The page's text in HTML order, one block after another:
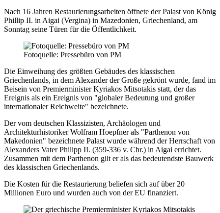
Nach 16 Jahren Restaurierungsarbeiten öffnete der Palast von König
Phillip II. in Aigai (Vergina) in Mazedonien, Griechenland, am
Sonntag seine Türen für die Öffentlichkeit.
Fotoquelle: Pressebüro von PM
Die Einweihung des größten Gebäudes des klassischen
Griechenlands, in dem Alexander der Große gekrönt wurde, fand im
Beisein von Premierminister Kyriakos Mitsotakis statt, der das
Ereignis als ein Ereignis von "globaler Bedeutung und großer
internationaler Reichweite" bezeichnete.
Der vom deutschen Klassizisten, Archäologen und
Architekturhistoriker Wolfram Hoepfner als "Parthenon von
Makedonien" bezeichnete Palast wurde während der Herrschaft von
Alexanders Vater Philipp II. (359-336 v. Chr.) in Aigai errichtet.
Zusammen mit dem Parthenon gilt er als das bedeutendste Bauwerk
des klassischen Griechenlands.
Die Kosten für die Restaurierung beliefen sich auf über 20
Millionen Euro und wurden auch von der EU finanziert.